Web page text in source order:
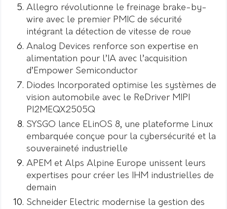
Allegro révolutionne le freinage brake-by-
wire avec le premier PMIC de sécurité
intégrant la détection de vitesse de roue
Analog Devices renforce son expertise en
alimentation pour l’IA avec l’acquisition
d’Empower Semiconductor
Diodes Incorporated optimise les systèmes de
vision automobile avec le ReDriver MIPI
PI2MEQX2505Q
SYSGO lance ELinOS 8, une plateforme Linux
embarquée conçue pour la cybersécurité et la
souveraineté industrielle
APEM et Alps Alpine Europe unissent leurs
expertises pour créer les IHM industrielles de
demain
Schneider Electric modernise la gestion des